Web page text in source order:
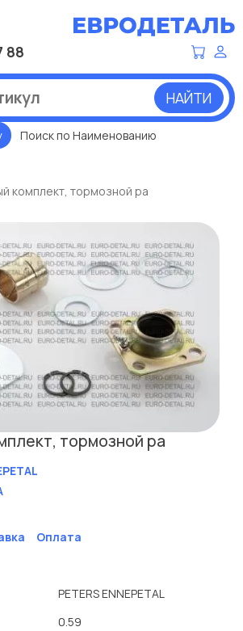
88
НАЙТИ
Поиск по Наименованию
комплект, тормозной ра
тормозной ра
Оплата
PETERS ENNEPETAL
0.59